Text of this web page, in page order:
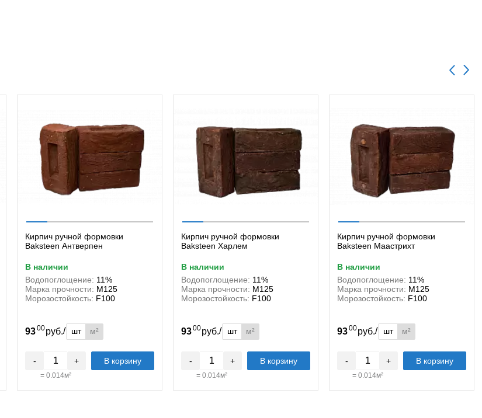
Кирпич ручной формовки
Baksteen Антверпен
в наличии
Водопоглощение: 11%
Марка прочности: М125
Морозостойкость: F100
9300руб./ шт м²
- +
= 0.014м²
В корзину
Кирпич ручной формовки
Baksteen Харлем
в наличии
Водопоглощение: 11%
Марка прочности: М125
Морозостойкость: F100
9300руб./ шт м²
- +
= 0.014м²
В корзину
Кирпич ручной формовки
Baksteen Маастрихт
в наличии
Водопоглощение: 11%
Марка прочности: М125
Морозостойкость: F100
9300руб./ шт м²
- +
= 0.014м²
В корзину